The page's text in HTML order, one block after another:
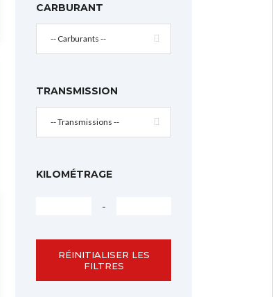
CARBURANT
-- Carburants --
TRANSMISSION
-- Transmissions --
KILOMÉTRAGE
-
RÉINITIALISER LES
FILTRES